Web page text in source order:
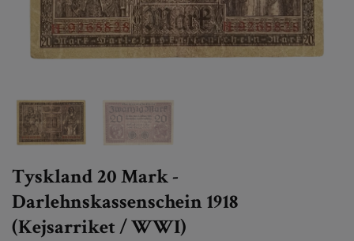
Tyskland 20 Mark -
Darlehnskassenschein 1918
(Kejsarriket / WWI)